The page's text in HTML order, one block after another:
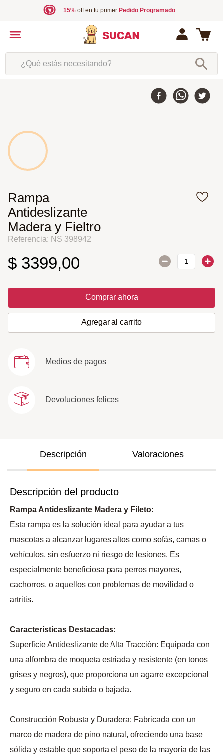
15%off en tu primer Pedido Programado
¿Qué estás necesitando?
Rampa
Antideslizante
Madera y Fieltro
Referencia: NS 398942
$ 3399,00
Comprar ahora
Agregar al carrito
Medios de pagos
Devoluciones felices
Descripción Valoraciones
Descripción del producto
Rampa Antideslizante Madera y Fileto:
Esta rampa es la solución ideal para ayudar a tus
mascotas a alcanzar lugares altos como sofás, camas o
vehículos, sin esfuerzo ni riesgo de lesiones. Es
especialmente beneficiosa para perros mayores,
cachorros, o aquellos con problemas de movilidad o
artritis.
Características Destacadas:
Superficie Antideslizante de Alta Tracción: Equipada con
una alfombra de moqueta estriada y resistente (en tonos
grises y negros), que proporciona un agarre excepcional
y seguro en cada subida o bajada.
Construcción Robusta y Duradera: Fabricada con un
marco de madera de pino natural, ofreciendo una base
sólida y estable que soporta el peso de la mayoría de las